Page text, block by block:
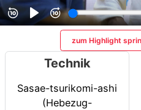
zum Highlight
Technik
Sasae-tsurikomi-ashi
(Hebezug-